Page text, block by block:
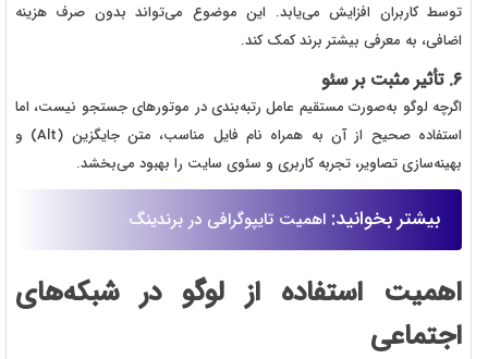
توسط کاربران افزایش می‌یابد. این موضوع می‌تواند بدون صرف هزینه
اضافی، به معرفی بیشتر برند کمک کند.
۶. تأثیر مثبت بر سئو
اگرچه لوگو به‌صورت مستقیم عامل رتبه‌بندی در موتورهای جستجو نیست، اما
استفاده صحیح از آن به همراه نام فایل مناسب، متن جایگزین (Alt) و
بهینه‌سازی تصاویر، تجربه کاربری و سئوی سایت را بهبود می‌بخشد.
بیشتر بخوانید: اهمیت تایپوگرافی در برندینگ
اهمیت استفاده از لوگو در شبکه‌های
اجتماعی